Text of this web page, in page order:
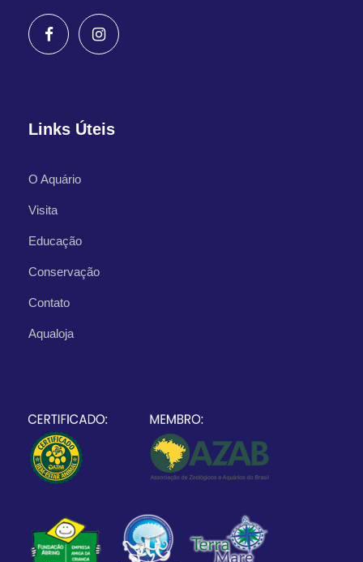
Links Úteis
O Aquário
Visita
Educação
Conservação
Contato
Aqualoja